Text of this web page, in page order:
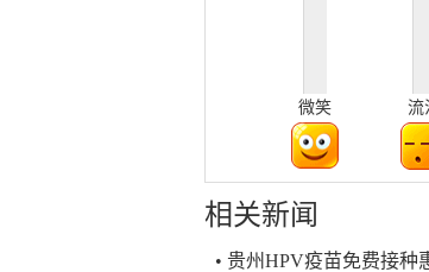
微笑 流
相关新闻
• 贵州HPV疫苗免费接种